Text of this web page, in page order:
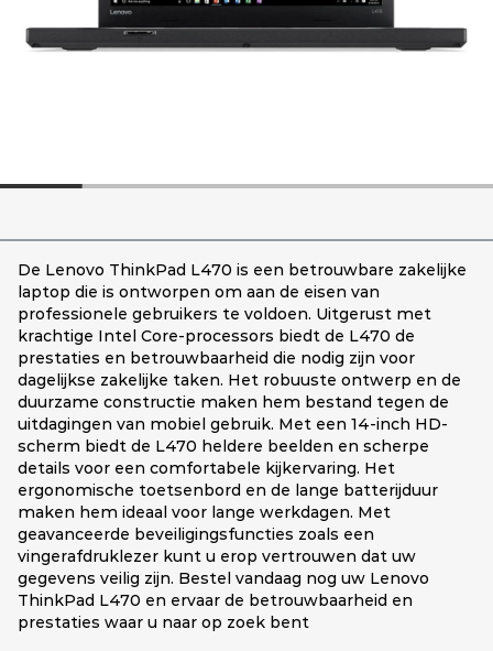
De Lenovo ThinkPad L470 is een betrouwbare zakelijke
laptop die is ontworpen om aan de eisen van
professionele gebruikers te voldoen. Uitgerust met
krachtige Intel Core-processors biedt de L470 de
prestaties en betrouwbaarheid die nodig zijn voor
dagelijkse zakelijke taken. Het robuuste ontwerp en de
duurzame constructie maken hem bestand tegen de
uitdagingen van mobiel gebruik. Met een 14-inch HD-
scherm biedt de L470 heldere beelden en scherpe
details voor een comfortabele kijkervaring. Het
ergonomische toetsenbord en de lange batterijduur
maken hem ideaal voor lange werkdagen. Met
geavanceerde beveiligingsfuncties zoals een
vingerafdruklezer kunt u erop vertrouwen dat uw
gegevens veilig zijn. Bestel vandaag nog uw Lenovo
ThinkPad L470 en ervaar de betrouwbaarheid en
prestaties waar u naar op zoek bent